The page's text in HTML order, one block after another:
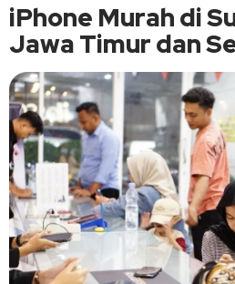
iPhone Murah di
Jawa Timur dan